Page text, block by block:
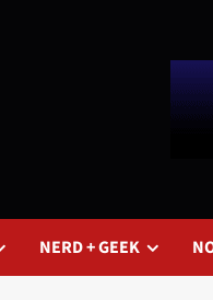
NERD + GEEK